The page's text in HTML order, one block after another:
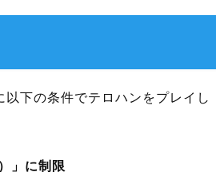
下の条件でテロハンをプレイし
」に制限